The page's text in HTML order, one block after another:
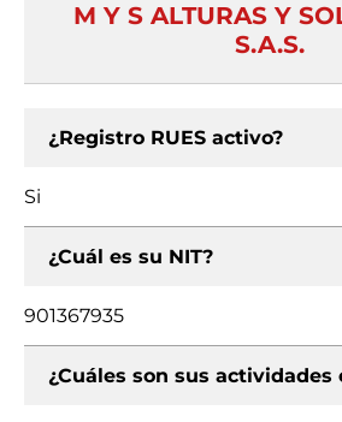
M Y S ALTURAS Y
S.A.S.
¿Registro RUES activo?
Si
¿Cuál es su NIT?
901367935
¿Cuáles son sus actividades